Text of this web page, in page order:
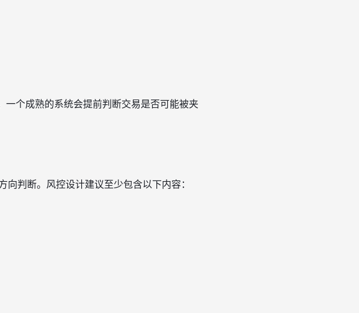
个成熟的系统会提前判断交易是否可能被夹
判断。风控设计建议至少包含以下内容：